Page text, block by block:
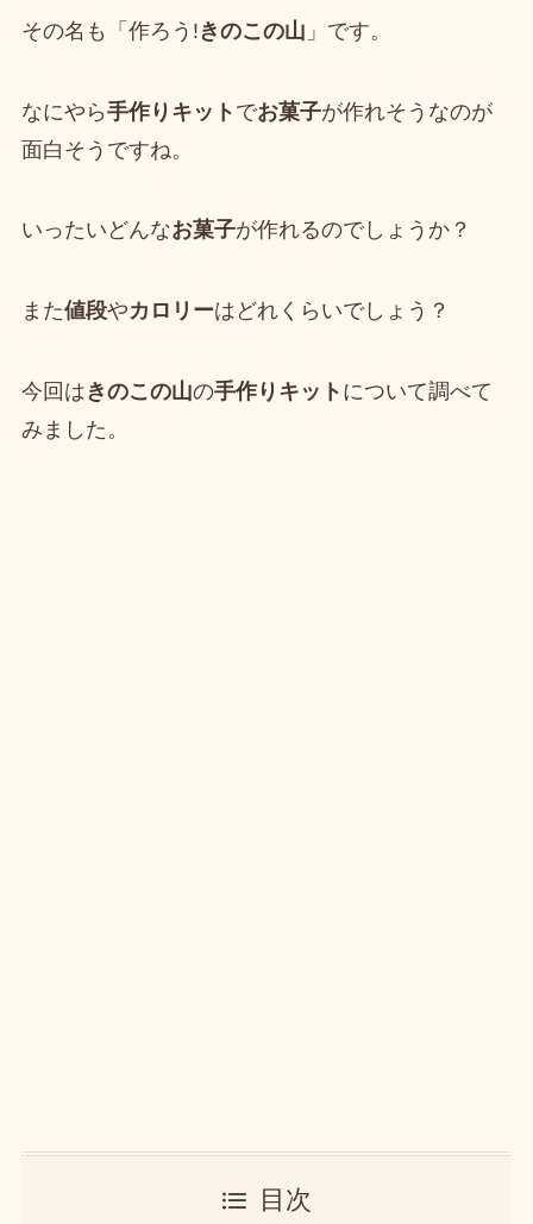
その名も「作ろう!きのこの山 」です。
なにやら手作りキット でお菓子が作れそうなのが
面白そうですね。
いったいどんなお菓子が作れるのでしょうか？
また値段やカロリーはどれくらいでしょう？
今回はきのこの山の手作りキット について調べて
みました。
目次